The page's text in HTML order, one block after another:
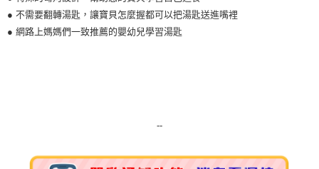
7-11取貨付款
離島宅配（澎湖、金門、馬祖、小琉球）
● 不需要翻轉湯匙，讓寶貝怎麼握都可以把湯匙送進嘴裡
● 網路上媽媽們一致推薦的嬰幼兒學習湯匙
--